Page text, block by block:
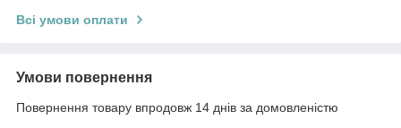
Всі умови оплати
Умови повернення
Повернення товару впродовж 14 днів за домовленістю